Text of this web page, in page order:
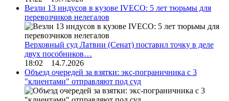
Везли 13 индусов в кузове IVECO: 5 лет тюрьмы для
перевозчиков нелегалов
Верховный суд Латвии (Сенат) поставил точку в деле
двух пособников…
18:02 14.7.2026
Объезд очередей за взятки: экс-пограничника с 3
"клиентами" отправляют под суд